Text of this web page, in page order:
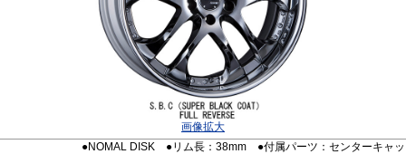
画像拡大
●NOMAL DISK ●リム長：38mm ●付属パーツ：センターキャッ